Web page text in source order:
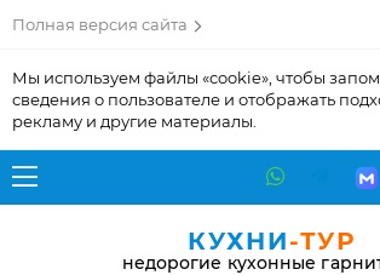
Полная версия сайта
Мы используем файлы «cookie», чтобы
сведения о пользователе и отображать
рекламу и другие материалы.
КУХНИ-ТУР
недорогие кухонные